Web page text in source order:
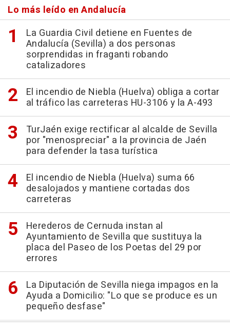
Lo más leído en Andalucía
La Guardia Civil detiene en Fuentes de
Andalucía (Sevilla) a dos personas
sorprendidas in fraganti robando
catalizadores
El incendio de Niebla (Huelva) obliga a cortar
al tráfico las carreteras HU-3106 y la A-493
TurJaén exige rectificar al alcalde de Sevilla
por "menospreciar" a la provincia de Jaén
para defender la tasa turística
El incendio de Niebla (Huelva) suma 66
desalojados y mantiene cortadas dos
carreteras
Herederos de Cernuda instan al
Ayuntamiento de Sevilla que sustituya la
placa del Paseo de los Poetas del 29 por
errores
La Diputación de Sevilla niega impagos en la
Ayuda a Domicilio: "Lo que se produce es un
pequeño desfase"